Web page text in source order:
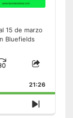
15 de marzo
Bluefields
Jump
Forward
Share
Episode
21:26
Next